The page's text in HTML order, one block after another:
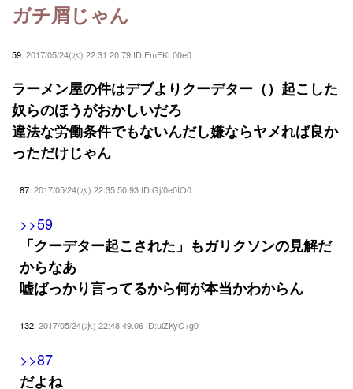
ガチ屑じゃん
59: 2017/05/24(水) 22:31:20.79 ID:EmFKL00e0
ラーメン屋の件はデブよりクーデター（）起こした
奴らのほうがおかしいだろ
違法な労働条件でもないんだし嫌ならヤメれば良か
っただけじゃん
87: 2017/05/24(水) 22:35:50.93 ID:Gj/0e0IO0
>>59
「クーデター起こされた」もガリクソンの見解だ
からなあ
嘘ばっかり言ってるから何が本当かわからん
132: 2017/05/24(水) 22:48:49.06 ID:uiZKyC+g0
>>87
だよね